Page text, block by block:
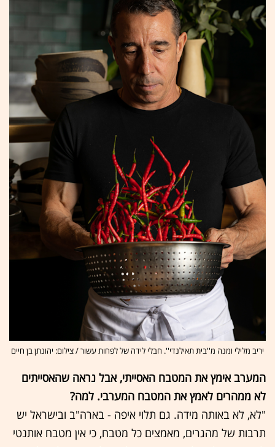
יריב מלילי ומנה מ''בית תאילנדי''. חבלי לידה של לפחות עשור / צילום: יהונתן בן חיים
המערב אימץ את המטבח האסייתי, אבל נראה שהאסייתים
לא ממהרים לאמץ את המטבח המערבי. למה?
"לא, לא באותה מידה. גם תלוי איפה - בארה"ב ובישראל יש
תרבות של מהגרים, מאמצים כל מטבח, כי אין מטבח אותנטי